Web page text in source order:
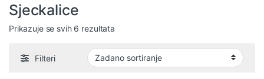
Sjeckalice
Prikazuje se svih 6 rezultata
Filteri